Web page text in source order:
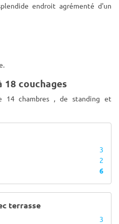
endroit agrémenté d'un
18 couchages
14 chambres , de standing et
3
2
6
terrasse
3